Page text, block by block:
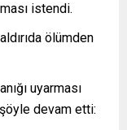
istendi.
ölümden
uyarması
devam etti: